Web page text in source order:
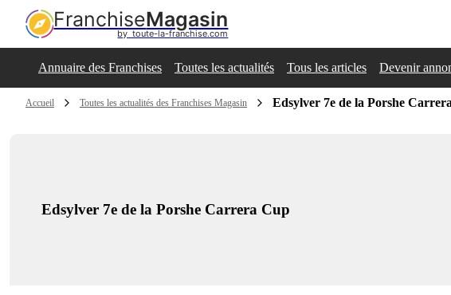
FranchiseMagasin
by  toute-la-franchise.com
Annuaire des Franchises Toutes les actualités Tous les articles Devenir
Accueil Toutes les actualités des Franchises Magasin Edsylver 7e de la Porshe
Edsylver 7e de la Porshe Carrera Cup